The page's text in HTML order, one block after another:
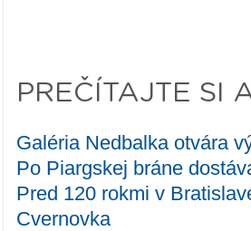
PREČÍTAJTE SI
Galéria Nedbalka otvára
Po Piargskej bráne
Pred 120 rokmi v
Cvernovka